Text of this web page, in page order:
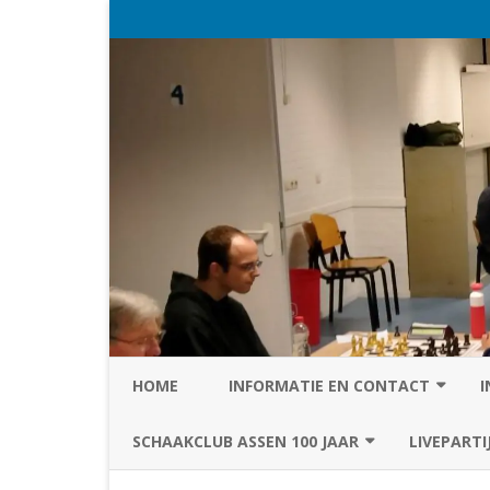
HOME INFORMATIE EN CONTACT
PRIVACY STATEMENT VAN SC
SCHAAKCLUB ASSEN 100 JAAR